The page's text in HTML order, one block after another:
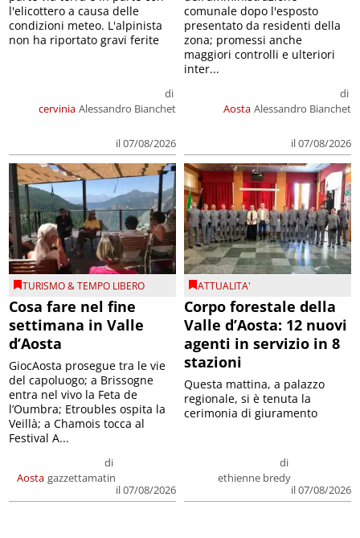
cervinia
di
Alessandro Bianchet
il 07/08/2026
l'elicottero a causa delle
condizioni meteo. L'alpinista
non ha riportato gravi ferite
Aosta
di
Alessandro Bianchet
il 07/08/2026
comunale dopo l'esposto
presentato da residenti della
zona; promessi anche
maggiori controlli e ulteriori
inter...
TURISMO & TEMPO LIBERO
Cosa fare nel fine
settimana in Valle
d’Aosta
Aosta
di
gazzettamatin
il 07/08/2026
GiocAosta prosegue tra le vie
del capoluogo; a Brissogne
entra nel vivo la Feta de
l’Oumbra; Etroubles ospita la
Veillà; a Chamois tocca al
Festival A...
ATTUALITA'
Corpo forestale della
Valle d’Aosta: 12 nuovi
agenti in servizio in 8
stazioni
di
ethienne bredy
il 07/08/2026
Questa mattina, a palazzo
regionale, si è tenuta la
cerimonia di giuramento